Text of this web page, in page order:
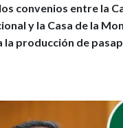
convenios entre la
y la Casa de la
la producción de